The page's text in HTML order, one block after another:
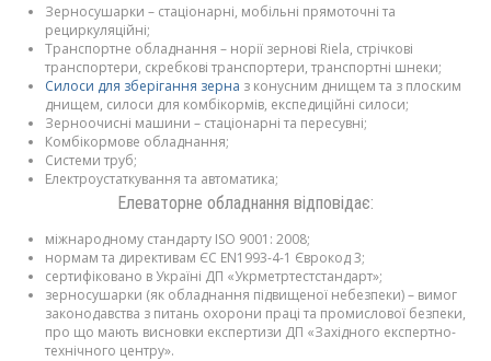
Зерносушарки – стаціонарні, мобільні прямоточні та
рециркуляційні;
Транспортне обладнання – норії зернові Riela, стрічкові
транспортери, скребкові транспортери, транспортні шнеки;
Силоси для зберігання зерна з конусним днищем та з плоским
днищем, силоси для комбікормів, експедиційні силоси;
Зерноочисні машини – стаціонарні та пересувні;
Комбікормове обладнання;
Системи труб;
Електроустаткування та автоматика;
Елеваторне обладнання відповідає:
міжнародному стандарту ISO 9001: 2008;
нормам та директивам ЄС EN1993-4-1 Єврокод 3;
сертифіковано в Україні ДП «Укрметртестстандарт»;
зерносушарки (як обладнання підвищеної небезпеки) – вимог
законодавства з питань охорони праці та промислової безпеки,
про що мають висновки експертизи ДП «Західного експертно-
технічного центру».